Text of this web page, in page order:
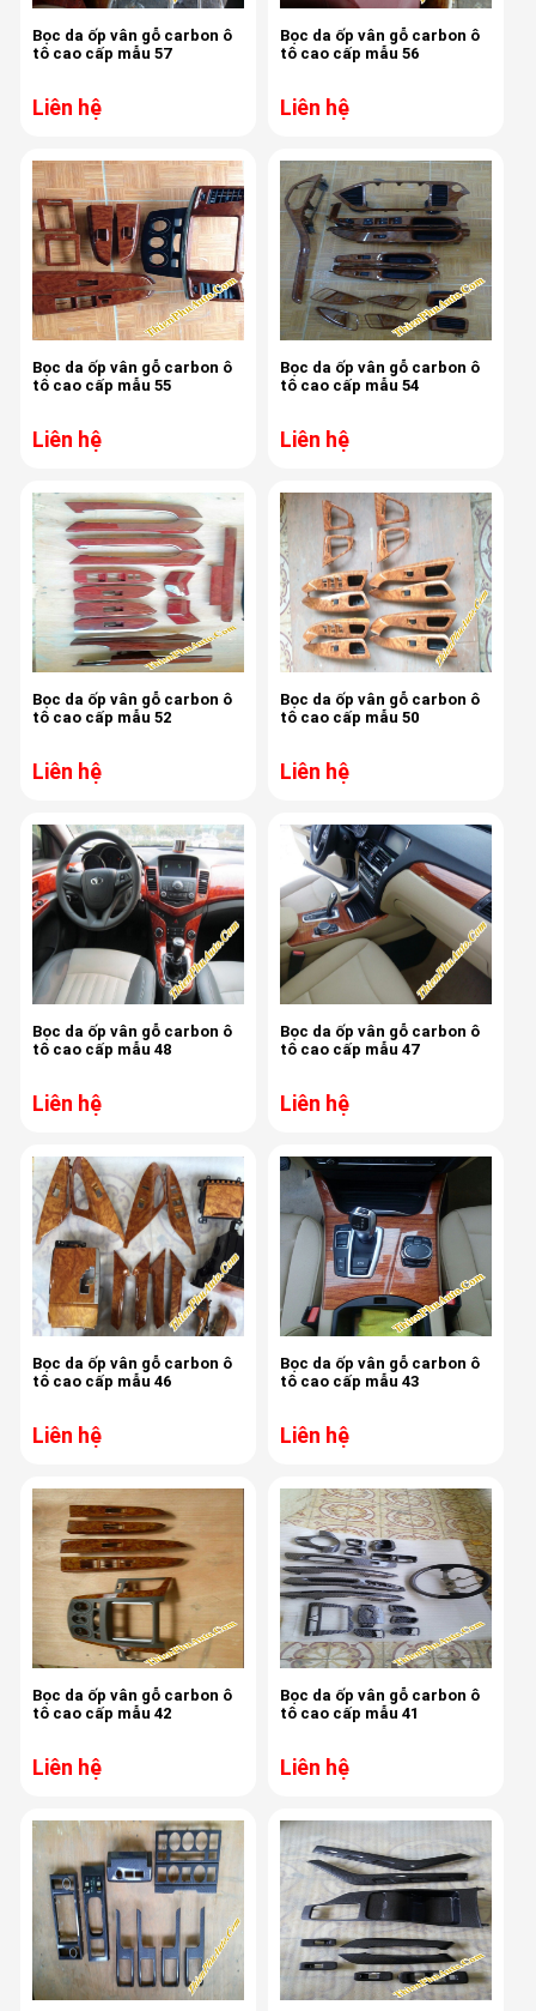
Bọc da ốp vân gỗ carbon ô
tô cao cấp mẫu 57
Liên hệ
Bọc da ốp vân gỗ carbon ô
tô cao cấp mẫu 56
Liên hệ
Bọc da ốp vân gỗ carbon ô
tô cao cấp mẫu 55
Liên hệ
Bọc da ốp vân gỗ carbon ô
tô cao cấp mẫu 54
Liên hệ
Bọc da ốp vân gỗ carbon ô
tô cao cấp mẫu 52
Liên hệ
Bọc da ốp vân gỗ carbon ô
tô cao cấp mẫu 50
Liên hệ
Bọc da ốp vân gỗ carbon ô
tô cao cấp mẫu 48
Liên hệ
Bọc da ốp vân gỗ carbon ô
tô cao cấp mẫu 47
Liên hệ
Bọc da ốp vân gỗ carbon ô
tô cao cấp mẫu 46
Liên hệ
Bọc da ốp vân gỗ carbon ô
tô cao cấp mẫu 43
Liên hệ
Bọc da ốp vân gỗ carbon ô
tô cao cấp mẫu 42
Liên hệ
Bọc da ốp vân gỗ carbon ô
tô cao cấp mẫu 41
Liên hệ